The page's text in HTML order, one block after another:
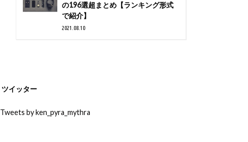
の196選超まとめ【ランキング形式
で紹介】
2021.08.10
ツイッター
Tweets by ken_pyra_mythra